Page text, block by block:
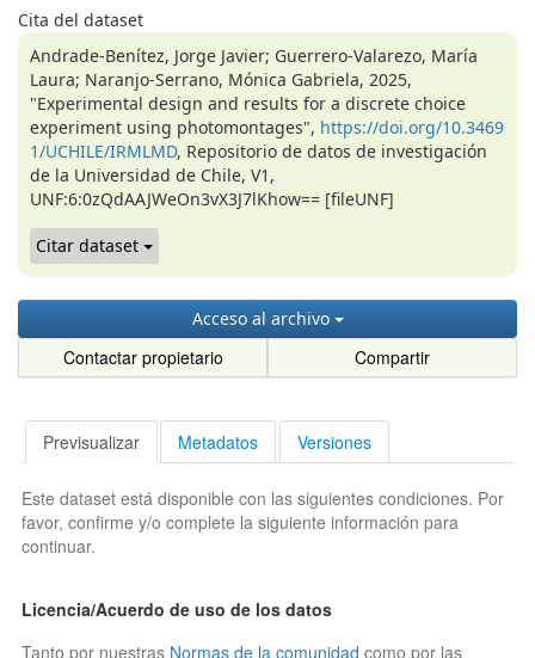
Cita del dataset
Andrade-Benítez, Jorge Javier; Guerrero-Valarezo, María
Laura; Naranjo-Serrano, Mónica Gabriela, 2025,
"Experimental design and results for a discrete choice
experiment using photomontages", https://doi.org/10.3469
1/UCHILE/IRMLMD, Repositorio de datos de investigación
de la Universidad de Chile, V1,
UNF:6:0zQdAAJWeOn3vX3J7lKhow== [fileUNF]
Citar dataset
Acceso al archivo
Contactar propietario Compartir
Previsualizar Metadatos Versiones
Este dataset está disponible con las siguientes condiciones. Por
favor, confirme y/o complete la siguiente información para
continuar.
Licencia/Acuerdo de uso de los datos
Tanto por nuestras Normas de la comunidad como por las